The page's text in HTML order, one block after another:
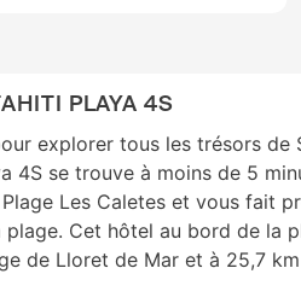
PLAYA 4S
explorer tous les trésors de
4S se trouve à moins de 5
Plage Les Caletes et vous fait
plage. Cet hôtel au bord de la
de Lloret de Mar et à 25,7